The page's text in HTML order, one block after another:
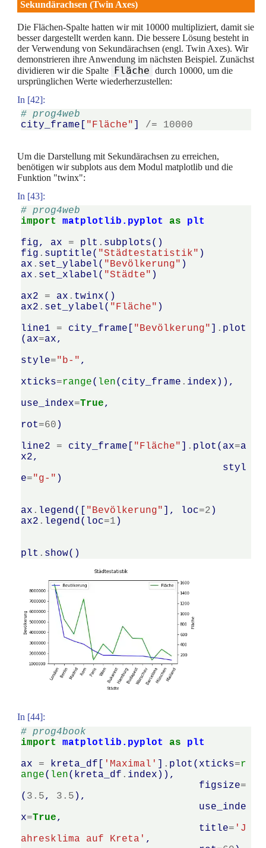
Sekundärachsen (Twin Axes)
Die Flächen-Spalte hatten wir mit 10000 multipliziert, damit sie
besser dargestellt werden kann. Die bessere Lösung besteht in
der Verwendung von Sekundärachsen (engl. Twin Axes). Wir
demonstrieren ihre Anwendung im nächsten Beispiel. Zunächst
dividieren wir die Spalte Fläche durch 10000, um die
ursprünglichen Werte wiederherzustellen:
In [42]:
# prog4web
city_frame
"Fläche" /= 10000
Um die Darstellung mit Sekundärachsen zu erreichen,
benötigen wir subplots aus dem Modul matplotlib und die
Funktion "twinx":
In [43]:
# prog4web
import
matplotlib.pyplot as
plt
fig, ax = plt . subplots()
fig . suptitle( "Städtestatistik" )
ax . set_ylabel( "Bevölkerung" )
ax . set_xlabel( "Städte" )
ax2
= ax . twinx()
ax2 . set_ylabel( "Fläche" )
line1
= city_frame "Bevölkerung" . plot
( ax=ax,
style="b-" ,
xticks=range( len( city_frame . index )),
use_index=True,
rot=60 )
line2
= city_frame "Fläche" . plot ( ax=a
x2,
styl
e="g-" )
ax . legend([ "Bevölkerung" ], loc=2 )
ax2 . legend( loc=1 )
plt . show()
In [44]:
# prog4book
import
matplotlib.pyplot as
plt
ax
= kreta_df 'Maximal' . plot ( xticks=r
ange( len( kreta_df . index )),
figsize=
( 3.5, 3.5 ),
use_inde
x=True,
title= 'J
ahresklima auf Kreta' ,